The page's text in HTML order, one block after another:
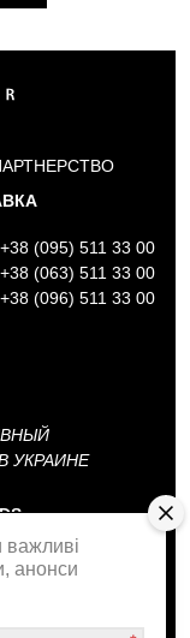
+38 (095) 511 33 00
+38 (063) 511 33 00
+38 (096) 511 33 00
УКРАИНЕ
ЗВОНОК
важливі
анонси